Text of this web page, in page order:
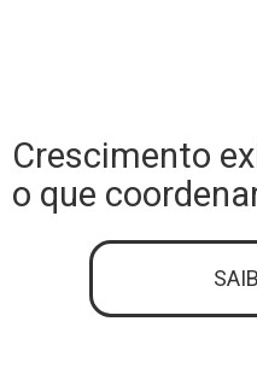
Crescimento
o que